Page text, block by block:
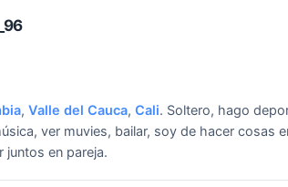
, Valle del Cauca, Cali. Soltero, hago
ver muvies, bailar, soy de hacer cosas
juntos en pareja.